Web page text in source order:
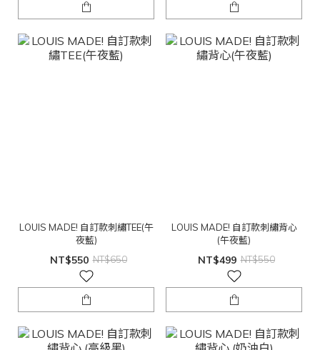
LOUIS MADE! 自訂款刺繡TEE(午
夜藍)
NT$550 NT$650
LOUIS MADE! 自訂款刺繡背心
(午夜藍)
NT$499 NT$550